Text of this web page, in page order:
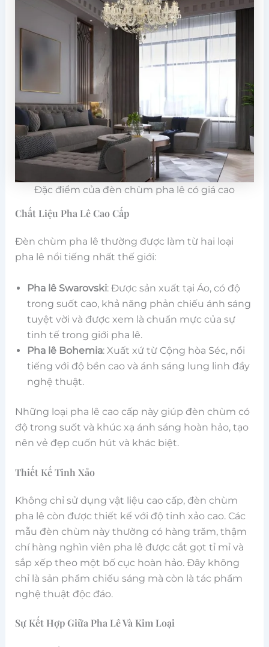
Đặc điểm của đèn chùm pha lê có giá cao
Chất Liệu Pha Lê Cao Cấp
Đèn chùm pha lê thường được làm từ hai loại
pha lê nổi tiếng nhất thế giới:
Pha lê Swarovski: Được sản xuất tại Áo, có độ
trong suốt cao, khả năng phản chiếu ánh sáng
tuyệt vời và được xem là chuẩn mực của sự
tinh tế trong giới pha lê.
Pha lê Bohemia: Xuất xứ từ Cộng hòa Séc, nổi
tiếng với độ bền cao và ánh sáng lung linh đầy
nghệ thuật.
Những loại pha lê cao cấp này giúp đèn chùm có
độ trong suốt và khúc xạ ánh sáng hoàn hảo, tạo
nên vẻ đẹp cuốn hút và khác biệt.
Thiết Kế Tinh Xảo
Không chỉ sử dụng vật liệu cao cấp, đèn chùm
pha lê còn được thiết kế với độ tinh xảo cao. Các
mẫu đèn chùm này thường có hàng trăm, thậm
chí hàng nghìn viên pha lê được cắt gọt tỉ mỉ và
sắp xếp theo một bố cục hoàn hảo. Đây không
chỉ là sản phẩm chiếu sáng mà còn là tác phẩm
nghệ thuật độc đáo.
Sự Kết Hợp Giữa Pha Lê Và Kim Loại